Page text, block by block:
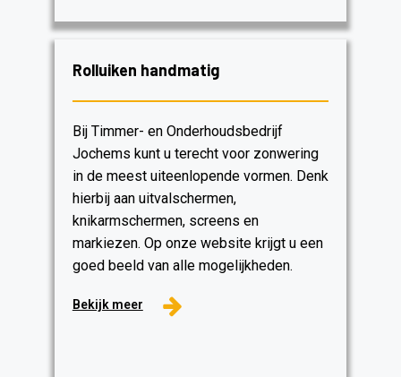
Rolluiken handmatig
Bij Timmer- en Onderhoudsbedrijf
Jochems kunt u terecht voor zonwering
in de meest uiteenlopende vormen. Denk
hierbij aan uitvalschermen,
knikarmschermen, screens en
markiezen. Op onze website krijgt u een
goed beeld van alle mogelijkheden.
Bekijk meer